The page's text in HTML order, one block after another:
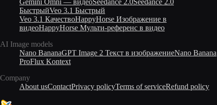
Gemini Omni — видеоSeedance 2.0Seedance 2.0
БыстрыйVeo 3.1 Быстрый
Veo 3.1 КачествоHappyHorse Изображение в
видеоHappyHorse Мульти-референс в видео
AI Image models
Nano BananaGPT Image 2 Текст в изображениеNano Banana
ProFlux Kontext
Company
About usContactPrivacy policyTerms of serviceRefund policy